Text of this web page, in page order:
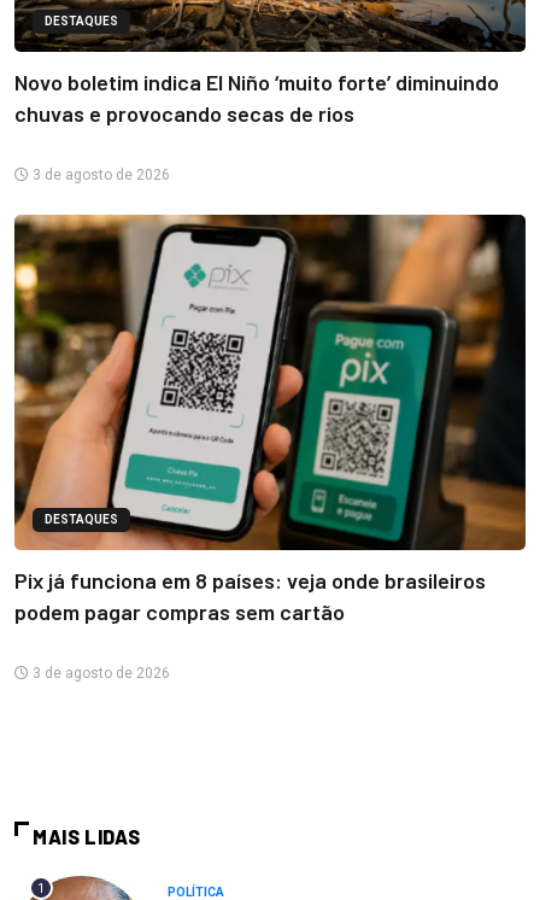
DESTAQUES
Novo boletim indica El Niño ‘muito forte’ diminuindo
chuvas e provocando secas de rios
3 de agosto de 2026
DESTAQUES
Pix já funciona em 8 países: veja onde brasileiros
podem pagar compras sem cartão
3 de agosto de 2026
MAIS LIDAS
1 POLÍTICA